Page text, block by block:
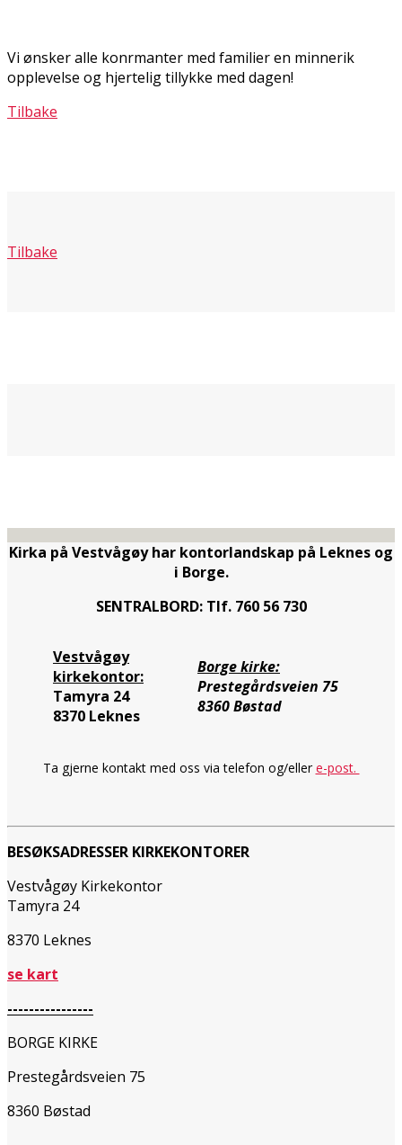
Vi ønsker alle konfirmanter med familier en minnerik
opplevelse og hjertelig tillykke med dagen!
Tilbake
Tilbake
Kirka på Vestvågøy har kontorlandskap på Leknes og
i Borge.
SENTRALBORD: Tlf. 760 56 730
Vestvågøy
kirkekontor:
Tamyra 24
8370 Leknes
Borge kirke:
Prestegårdsveien 75
8360 Bøstad
Ta gjerne kontakt med oss via telefon og/ellere-post.
BESØKSADRESSER KIRKEKONTORER
Vestvågøy Kirkekontor
Tamyra 24
8370 Leknes
se kart
----------------
BORGE KIRKE
Prestegårdsveien 75
8360 Bøstad